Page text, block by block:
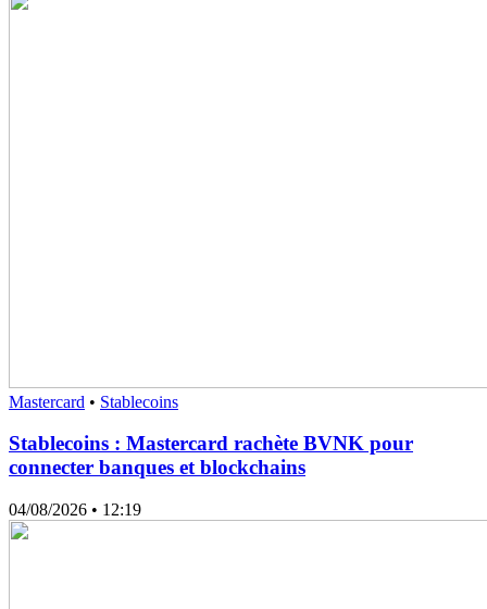
Mastercard • Stablecoins
Stablecoins : Mastercard rachète BVNK pour
connecter banques et blockchains
04/08/2026 • 12:19